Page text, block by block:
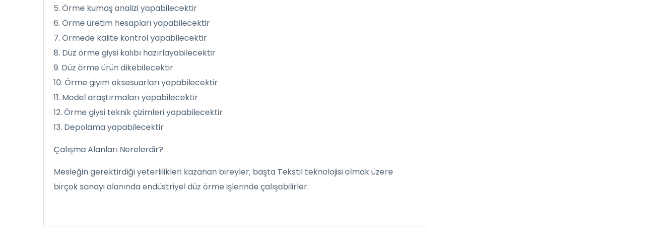
5. Örme kumaş analizi yapabilecektir
6. Örme üretim hesapları yapabilecektir
7. Örmede kalite kontrol yapabilecektir
8. Düz örme giysi kalıbı hazırlayabilecektir
9. Düz örme ürün dikebilecektir
10. Örme giyim aksesuarları yapabilecektir
11. Model araştırmaları yapabilecektir
12. Örme giysi teknik çizimleri yapabilecektir
13. Depolama yapabilecektir
Çalışma Alanları Nerelerdir?
Mesleğin gerektirdiği yeterlilikleri kazanan bireyler; başta Tekstil teknolojisi olmak üzere
birçok sanayi alanında endüstriyel düz örme işlerinde çalışabilirler.